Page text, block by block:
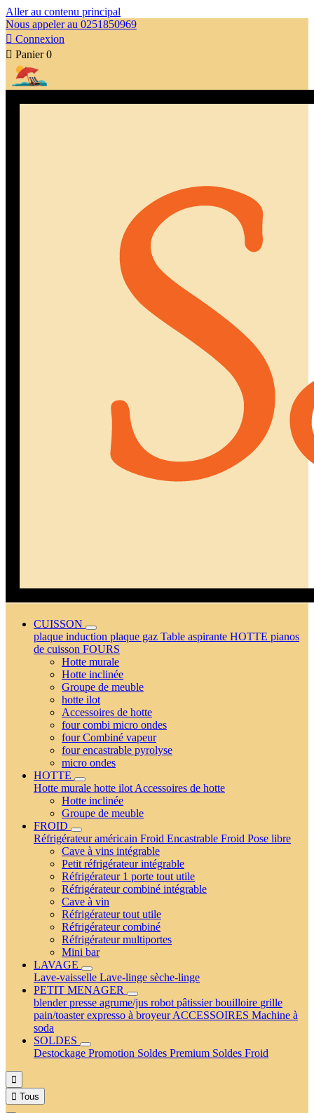
Aller au contenu principal
Nous appeler au 0251850969
 Connexion
 Panier 0
CUISSON
plaque induction plaque gaz Table aspirante HOTTE pianos
de cuisson FOURS
Hotte murale
Hotte inclinée
Groupe de meuble
hotte ilot
Accessoires de hotte
four combi micro ondes
four Combiné vapeur
four encastrable pyrolyse
micro ondes
HOTTE
Hotte murale hotte ilot Accessoires de hotte
Hotte inclinée
Groupe de meuble
FROID
Réfrigérateur américain Froid Encastrable Froid Pose libre
Cave à vins intégrable
Petit réfrigérateur intégrable
Réfrigérateur 1 porte tout utile
Réfrigérateur combiné intégrable
Cave à vin
Réfrigérateur tout utile
Réfrigérateur combiné
Réfrigérateur multiportes
Mini bar
LAVAGE
Lave-vaisselle Lave-linge sèche-linge
PETIT MENAGER
blenderpresse agrume/jus robot pâtissierbouilloire grille
pain/toasterexpresso à broyeurACCESSOIRES Machine à
soda
SOLDES
Destockage Promotion Soldes Premium Soldes Froid

 Tous